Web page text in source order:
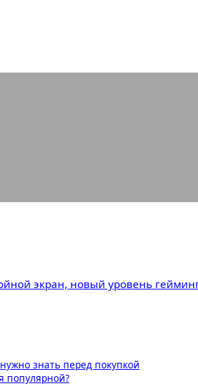
экран, новый уровень
знать перед покупкой
популярной?